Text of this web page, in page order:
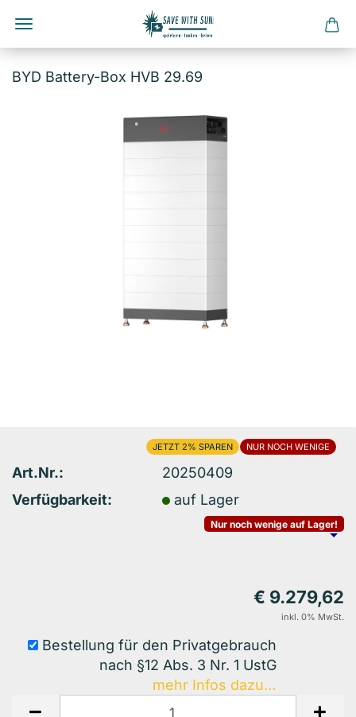
Direkt
zumBYD Battery-Box HVB 29.69
2% NUR NOCH WENIGE
Art.Nr.:
20250409
Verfügbarkeit:
auf Lager
Nur noch wenige auf Lager!
€ 9.279,62
inkl. 0% MwSt.
Bestellung für den Privatgebrauch
nach §12 Abs. 3 Nr. 1 UstG
mehr Infos dazu…